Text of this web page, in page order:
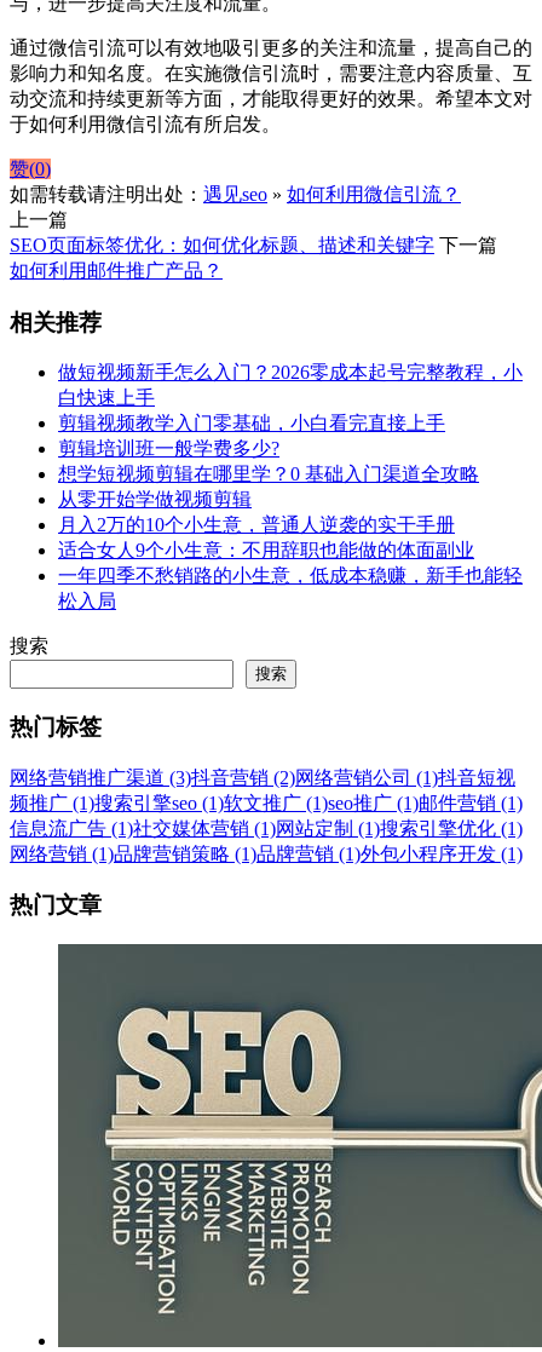
通过微信引流可以有效地吸引更多的关注和流量，提高自己的
影响力和知名度。在实施微信引流时，需要注意内容质量、互
动交流和持续更新等方面，才能取得更好的效果。希望本文对
于如何利用微信引流有所启发。
赞(0)
如需转载请注明出处： 遇见seo » 如何利用微信引流？
上一篇
SEO页面标签优化：如何优化标题、描述和关键字 下一篇
如何利用邮件推广产品？
相关推荐
做短视频新手怎么入门？2026零成本起号完整教程，小
白快速上手
剪辑视频教学入门零基础，小白看完直接上手
剪辑培训班一般学费多少?
想学短视频剪辑在哪里学？0 基础入门渠道全攻略
从零开始学做视频剪辑
月入2万的10个小生意，普通人逆袭的实干手册
适合女人9个小生意：不用辞职也能做的体面副业
一年四季不愁销路的小生意，低成本稳赚，新手也能轻
松入局
搜索
搜索
热门标签
网络营销推广渠道 (3)抖音营销 (2)网络营销公司 (1)抖音短视
频推广 (1)搜索引擎seo (1)软文推广 (1)seo推广 (1)邮件营销 (1)
信息流广告 (1)社交媒体营销 (1)网站定制 (1)搜索引擎优化 (1)
网络营销 (1)品牌营销策略 (1)品牌营销 (1)外包小程序开发 (1)
热门文章